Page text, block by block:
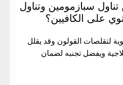
سبازمومين وتناول
على الكافيين؟
لتقلصات القولون وقد يقلل
ويفضل تجنبه لضمان